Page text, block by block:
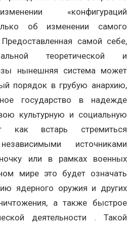
«конфигураций
об изменении самого
самой себе,
теоретической и
нынешняя система может
порядок в грубую анархию,
государство в надежде
культурную и социальную
как встарь стремиться
источниками
или в рамках военных
мире это будет означать
ядерного оружия и других
а также быстрое
деятельности . Такой